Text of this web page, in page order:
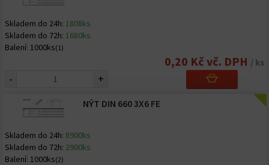
Skladem do 24h: 1808ks
Skladem do 72h: 1680ks
Balení: 1000ks(1)
0,20 Kč vč. DPH / ks
- +
NÝT DIN 660 3X6 FE
Skladem do 24h: 8900ks
Skladem do 72h: 2900ks
Balení: 1000ks(2)